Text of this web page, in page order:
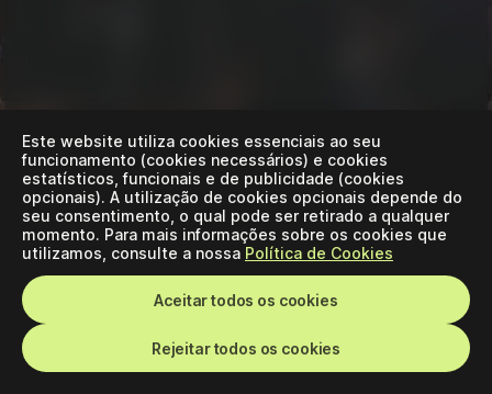
Este website utiliza cookies essenciais ao seu
funcionamento (cookies necessários) e cookies
estatísticos, funcionais e de publicidade (cookies
opcionais). A utilização de cookies opcionais depende do
seu consentimento, o qual pode ser retirado a qualquer
momento. Para mais informações sobre os cookies que
utilizamos, consulte a nossa Política de Cookies
Aceitar todos os cookies
Rejeitar todos os cookies